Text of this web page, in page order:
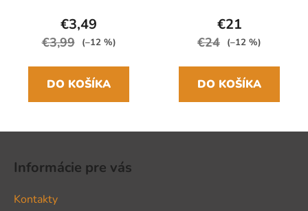
€3,49
€3,99 (–12 %)
DO KOŠÍKA
€21
€24 (–12 %)
DO KOŠÍKA
Informácie pre vás
Kontakty